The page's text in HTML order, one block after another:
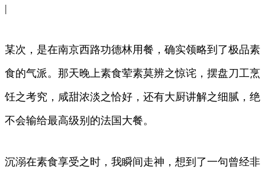
|
某次，是在南京西路功德林用餐，确实领略到了极品素
食的气派。那天晚上素食荤素莫辨之惊诧，摆盘刀工烹
饪之考究，咸甜浓淡之恰好，还有大厨讲解之细腻，绝
不会输给最高级别的法国大餐。
沉溺在素食享受之时，我瞬间走神，想到了一句曾经非